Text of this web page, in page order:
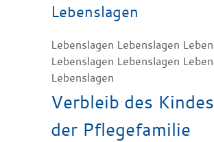
Lebenslagen
Lebenslagen Lebenslagen
Lebenslagen Lebenslagen
Lebenslagen
Verbleib des
der Pflegefamilie